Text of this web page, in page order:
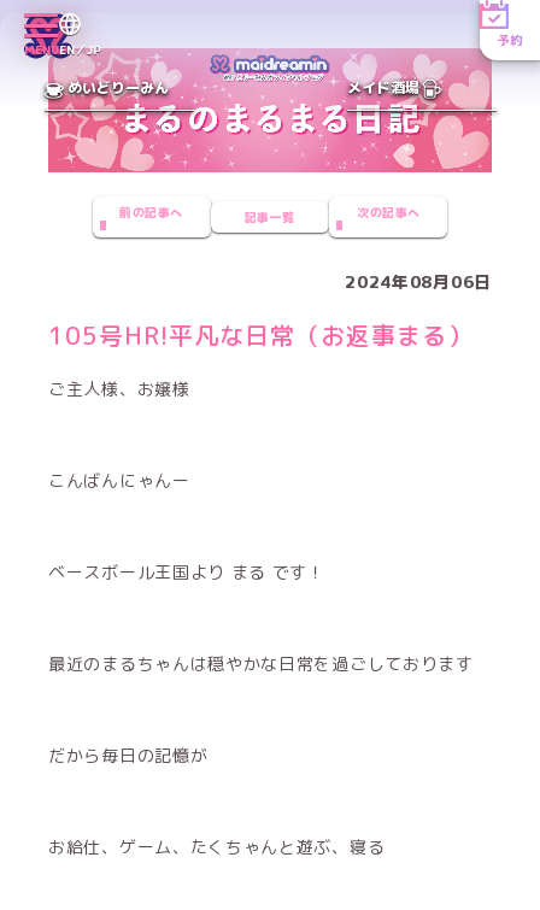
MENUEN／JP
予約
めいどりーみん メイド酒場
前の記事へ 記事一覧 次の記事へ
2024年08月06日
105号HR!平凡な日常（お返事まる）
ご主人様、お嬢様
こんばんにゃんー
ベースボール王国より まる です！
最近のまるちゃんは穏やかな日常を過ごしております
だから毎日の記憶が
お給仕、ゲーム、たくちゃんと遊ぶ、寝る